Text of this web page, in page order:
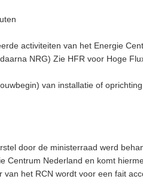
activiteiten van het Energie
NRG) Zie HFR voor Hoge
van installatie of
door de ministerraad werd
Centrum Nederland en komt
van het RCN wordt voor een fait